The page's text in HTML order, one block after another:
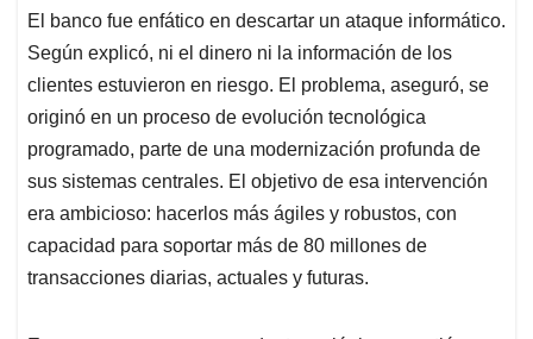
El banco fue enfático en descartar un ataque informático.
Según explicó, ni el dinero ni la información de los
clientes estuvieron en riesgo. El problema, aseguró, se
originó en un proceso de evolución tecnológica
programado, parte de una modernización profunda de
sus sistemas centrales. El objetivo de esa intervención
era ambicioso: hacerlos más ágiles y robustos, con
capacidad para soportar más de 80 millones de
transacciones diarias, actuales y futuras.